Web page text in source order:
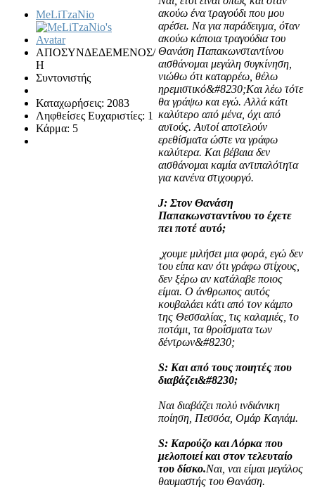
MeLiTzaNio
ΑΠΟΣΥΝΔΕΔΕΜΕΝΟΣ/
Η
Συντονιστής
Καταχωρήσεις: 2083
Ληφθείσες Ευχαριστίες: 1
Κάρμα: 5
ακούω ένα τραγούδι που μου
αρέσει. Να για παράδειγμα, όταν
ακούω κάποια τραγούδια του
Θανάση Παπακωνσταντίνου
αισθάνομαι μεγάλη συγκίνηση,
νιώθω ότι καταρρέω, θέλω
ηρεμιστικό&#8230;Και λέω τότε
θα γράψω και εγώ. Αλλά κάτι
καλύτερο από μένα, όχι από
αυτούς. Αυτοί αποτελούν
ερεθίσματα ώστε να γράφω
καλύτερα. Και βέβαια δεν
αισθάνομαι καμία αντιπαλότητα
για κανένα στιχουργό.
J: Στον Θανάση
Παπακωνσταντίνου το έχετε
πει ποτέ αυτό;
¸χουμε μιλήσει μια φορά, εγώ δεν
του είπα καν ότι γράφω στίχους,
δεν ξέρω αν κατάλαβε ποιος
είμαι. Ο άνθρωπος αυτός
κουβαλάει κάτι από τον κάμπο
της Θεσσαλίας, τις καλαμιές, το
ποτάμι, τα θροΐσματα των
δέντρων&#8230;
S: Και από τους ποιητές που
διαβάζει&#8230;
Ναι διαβάζει πολύ ινδιάνικη
ποίηση, Πεσσόα, Ομάρ Καγιάμ.
S: Καρούζο και Λόρκα που
μελοποιεί και στον τελευταίο
του δίσκο.Ναι, ναι είμαι μεγάλος
θαυμαστής του Θανάση.